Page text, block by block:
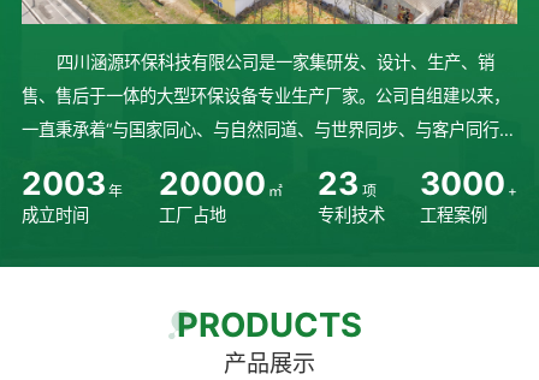
四川涵源环保科技有限公司是一家集研发、设计、生产、销
售、售后于一体的大型环保设备专业生产厂家。公司自组建以来，
一直秉承着“与国家同心、与自然同道、与世界同步、与客户同行”
术，完善设备生产制造流程...
2003 年
成立时间
20000 ㎡
工厂占地
23 项
专利技术
3000 +
工程案例
PRODUCTS
产品展示